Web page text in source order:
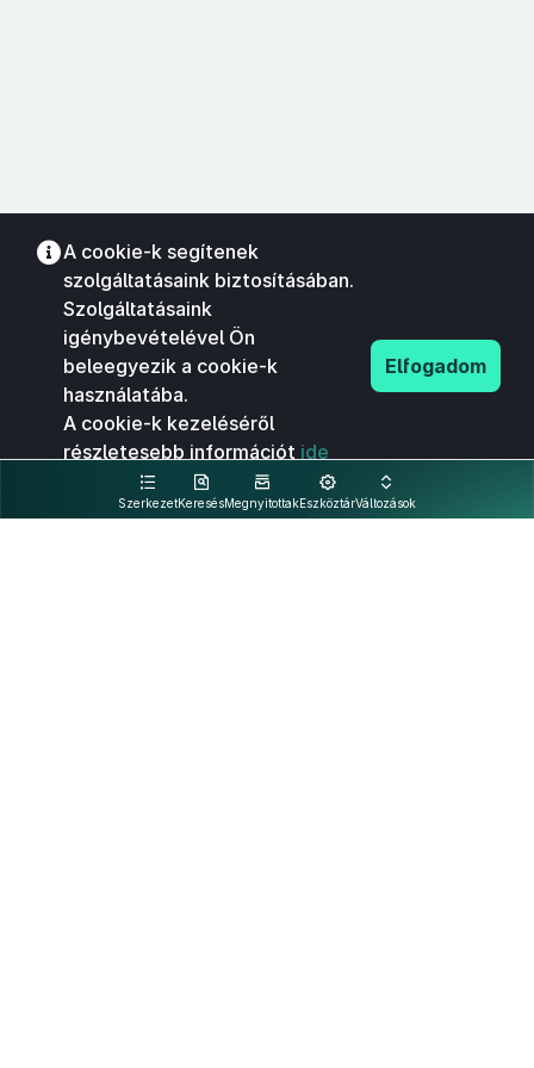
SzerkezetKeresésMegnyitottakEszköztárVáltozások
A cookie-k segítenek
szolgáltatásaink biztosításában.
Szolgáltatásaink
igénybevételével Ön
beleegyezik a cookie-k
használatába.
A cookie-k kezeléséről
részletesebb információt ide
kattintva olvashat.
Elfogadom